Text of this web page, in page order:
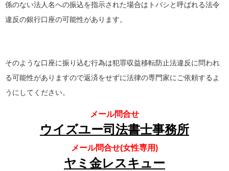
係のない法人名への振込を指示された場合はトバシと呼ばれる法令
違反の銀行口座の可能性があります。
そのような口座に振り込む行為は犯罪収益移転防止法違反に問われ
る可能性がありますので返済をせずに法律の専門家にご依頼するよ
うにしてください。
メール問合せ
ウイズユー司法書士事務所
メール問合せ(女性専用)
ヤミ金レスキュー